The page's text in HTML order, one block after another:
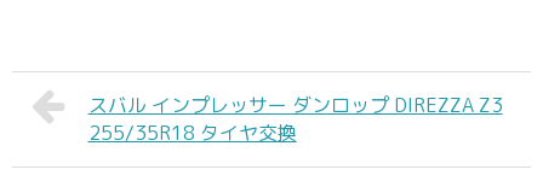
スバル インプレッサー ダンロップ DIREZZA Z3
255/35R18 タイヤ交換